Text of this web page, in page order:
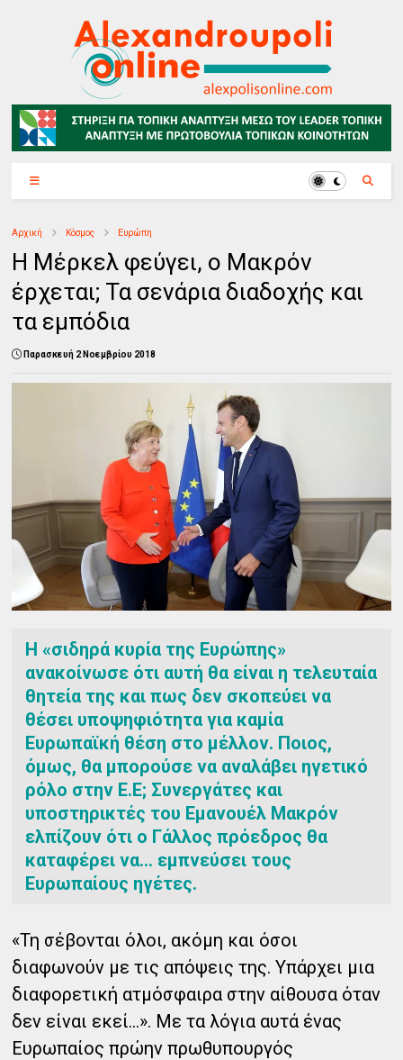
Αρχική Κόσμος Ευρώπη
Η Μέρκελ φεύγει, ο Μακρόν
έρχεται; Τα σενάρια διαδοχής και
τα εμπόδια
Παρασκευή 2 Νοεμβρίου 2018
Η «σιδηρά κυρία της Ευρώπης»
ανακοίνωσε ότι αυτή θα είναι η τελευταία
θητεία της και πως δεν σκοπεύει να
θέσει υποψηφιότητα για καμία
Ευρωπαϊκή θέση στο μέλλον. Ποιος,
όμως, θα μπορούσε να αναλάβει ηγετικό
ρόλο στην Ε.Ε; Συνεργάτες και
υποστηρικτές του Εμανουέλ Μακρόν
ελπίζουν ότι ο Γάλλος πρόεδρος θα
καταφέρει να… εμπνεύσει τους
Ευρωπαίους ηγέτες.
«Τη σέβονται όλοι, ακόμη και όσοι
διαφωνούν με τις απόψεις της. Υπάρχει μια
διαφορετική ατμόσφαιρα στην αίθουσα όταν
δεν είναι εκεί…». Με τα λόγια αυτά ένας
Ευρωπαίος πρώην πρωθυπουργός